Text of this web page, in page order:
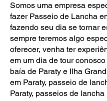
Somos uma empresa
fazer Passeio de Lancha
fazendo seu dia se tornar
sempre teremos algo
oferecer, venha ter
em um dia de tour
baía de Paraty e Ilha
em Paraty, passeio de
Paraty, passeios de lancha